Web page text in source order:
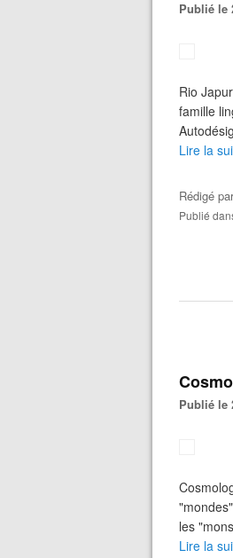
Publié
Rio
famille
Lire la
Rédigé
Publié
Publié
les
Lire la